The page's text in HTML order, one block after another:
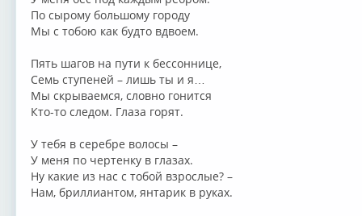
По сырому большому городу
Мы с тобою как будто вдвоем.
Пять шагов на пути к бессоннице,
Семь ступеней – лишь ты и я…
Мы скрываемся, словно гонится
Кто-то следом. Глаза горят.
У тебя в серебре волосы –
У меня по чертенку в глазах.
Ну какие из нас с тобой взрослые? –
Нам, бриллиантом, янтарик в руках.